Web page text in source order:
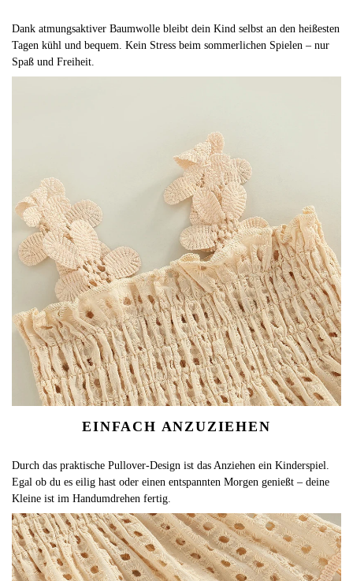
Dank atmungsaktiver Baumwolle bleibt dein Kind selbst an den heißesten
Tagen kühl und bequem. Kein Stress beim sommerlichen Spielen – nur
Spaß und Freiheit.
EINFACH ANZUZIEHEN
Durch das praktische Pullover-Design ist das Anziehen ein Kinderspiel.
Egal ob du es eilig hast oder einen entspannten Morgen genießt – deine
Kleine ist im Handumdrehen fertig.